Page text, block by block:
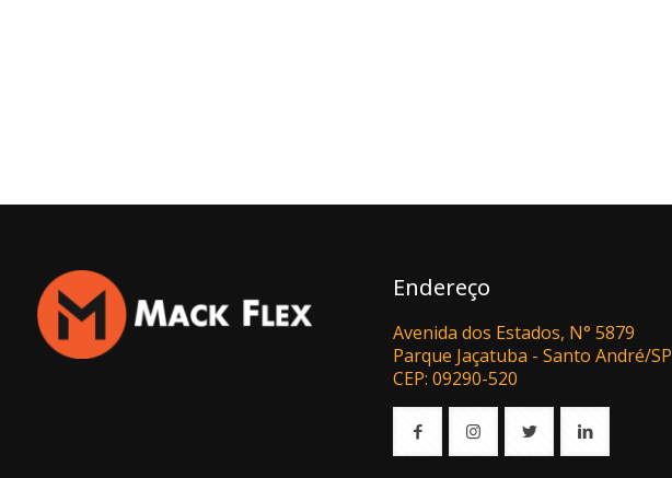
Endereço
Avenida dos Estados, N° 5879
Parque Jaçatuba - Santo André/SP
CEP: 09290-520